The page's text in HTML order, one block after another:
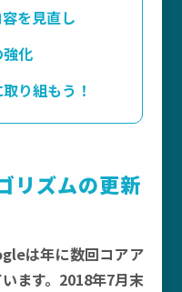
を見直し
化
り組もう！
リズムの更新
は年に数回コアア
ます。2018年7月末